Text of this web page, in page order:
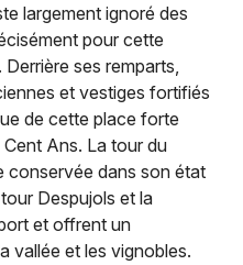
largement ignoré des
pour cette
ses remparts,
et vestiges fortifiés
de cette place forte
Ans. La tour du
conservée dans son état
Despujols et la
et offrent un
vallée et les vignobles.